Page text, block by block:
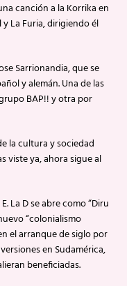
canción a la Korrika en
La Furia, dirigiendo él
Sarrionandia, que se
y alemán. Una de las
BAP!! y otra por
la cultura y sociedad
viste ya, ahora sigue al
La D se abre como “Diru
“colonialismo
el arranque de siglo por
en Sudamérica,
beneficiadas.